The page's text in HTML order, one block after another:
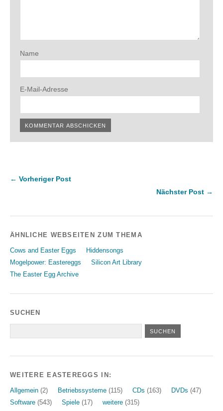
Name
E-Mail-Adresse
← Vorheriger Post
Nächster Post →
ÄHNLICHE WEBSEITEN ZUM THEMA
Cows and Easter Eggs
Hiddensongs
Mogelpower: Eastereggs
Silicon Art Library
The Easter Egg Archive
SUCHEN
WEITERE EASTEREGGS IN:
Allgemein (2) Betriebssysteme (115) CDs (163) DVDs (47)
Software (543) Spiele (17) weitere (315)